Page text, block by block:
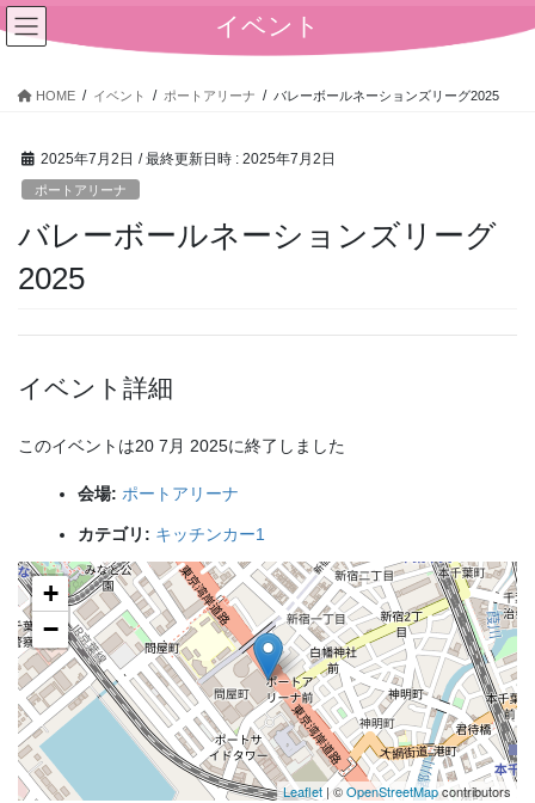
コ
ン
ナ
ビ
イベント
HOME イベント ポートアリーナ バレーボールネーションズリーグ2025
2025年7月2日 / 最終更新日時 : 2025年7月2日
ポートアリーナ
バレーボールネーションズリーグ
2025
イベント詳細
このイベントは20 7月 2025に終了しました
会場: ポートアリーナ
カテゴリ: キッチンカー1
+
−
Leaflet| ©OpenStreetMapcontributors